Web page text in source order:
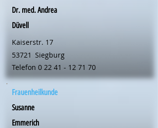
Dr. med. Andrea
Düvell
Kaiserstr. 17
53721 Siegburg
Telefon 0 22 41 - 12 71 70
Frauenheilkunde
Susanne
Emmerich